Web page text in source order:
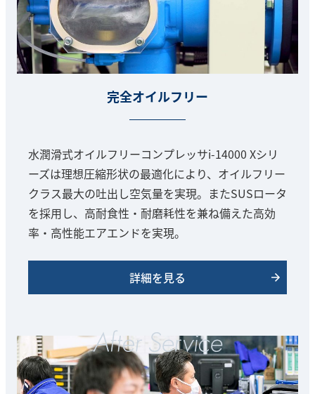
完全オイルフリー
水潤滑式オイルフリーコンプレッサi-14000 Xシリ
ーズは理想圧縮形状の最適化により、オイルフリー
クラス最大の吐出し空気量を実現。またSUSロータ
を採用し、高耐食性・耐磨耗性を兼ね備えた高効
率・高性能エアエンドを実現。
詳細を見る